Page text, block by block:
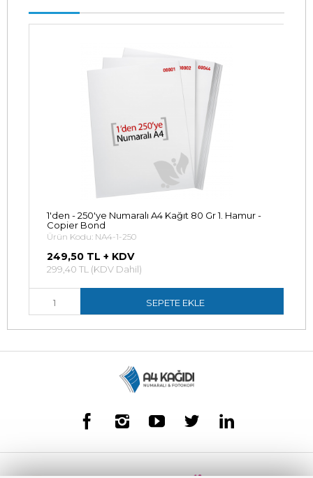
1'den - 250'ye Numaralı A4 Kağıt 80 Gr 1. Hamur -
Copier Bond
Ürün Kodu: NA4-1-250
249,50 TL + KDV
299,40 TL (KDV Dahil)
SEPETE EKLE